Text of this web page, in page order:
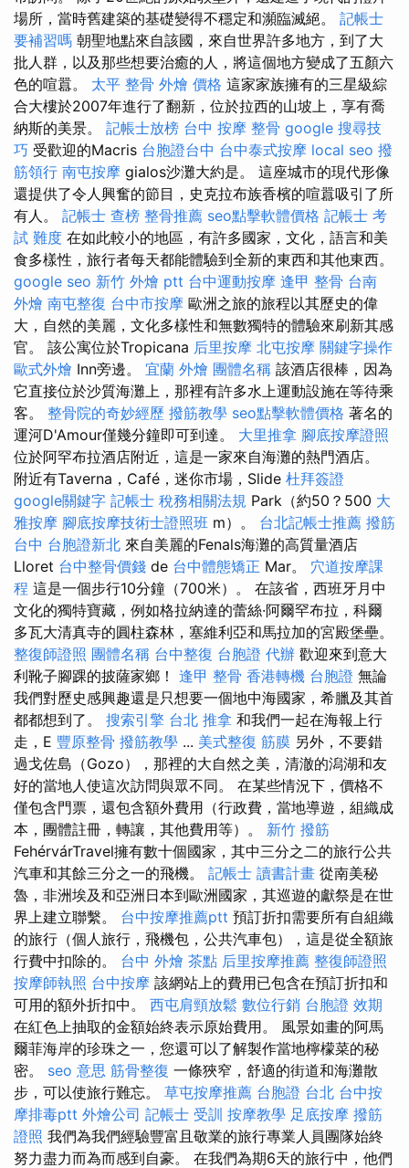
場所，當時舊建築的基礎變得不穩定和瀕臨滅絕。 記帳士
要補習嗎 朝聖地點來自該國，來自世界許多地方，到了大
批人群，以及那些想要治癒的人，將這個地方變成了五顏六
色的喧囂。 太平 整骨 外燴 價格 這家家族擁有的三星級綜
合大樓於2007年進行了翻新，位於拉西的山坡上，享有喬
納斯的美景。 記帳士放榜 台中 按摩 整骨 google 搜尋技
巧 受歡迎的Macris 台胞證台中 台中泰式按摩 local seo 撥
筋領行 南屯按摩 gialos沙灘大約是。 這座城市的現代形像
還提供了令人興奮的節目，史克拉布族香檳的喧囂吸引了所
有人。 記帳士 查榜 整骨推薦 seo點擊軟體價格 記帳士 考
試 難度 在如此較小的地區，有許多國家，文化，語言和美
食多樣性，旅行者每天都能體驗到全新的東西和其他東西。
google seo 新竹 外燴 ptt 台中運動按摩 逢甲 整骨 台南
外燴 南屯整復 台中市按摩 歐洲之旅的旅程以其歷史的偉
大，自然的美麗，文化多樣性和無數獨特的體驗來刷新其感
官。 該公寓位於Tropicana 后里按摩 北屯按摩 關鍵字操作
歐式外燴 Inn旁邊。 宜蘭 外燴 團體名稱 該酒店很棒，因為
它直接位於沙質海灘上，那裡有許多水上運動設施在等待乘
客。 整骨院的奇妙經歷 撥筋教學 seo點擊軟體價格 著名的
運河D'Amour僅幾分鐘即可到達。 大里推拿 腳底按摩證照
位於阿罕布拉酒店附近，這是一家來自海灘的熱門酒店。
附近有Taverna，Café，迷你市場，Slide 杜拜簽證
google關鍵字 記帳士 稅務相關法規 Park（約50？500 大
雅按摩 腳底按摩技術士證照班 m）。 台北記帳士推薦 撥筋
台中 台胞證新北 來自美麗的Fenals海灘的高質量酒店
Lloret 台中整骨價錢 de 台中體態矯正 Mar。 穴道按摩課
程 這是一個步行10分鐘（700米）。 在該省，西班牙月中
文化的獨特寶藏，例如格拉納達的蕾絲·阿爾罕布拉，科爾
多瓦大清真寺的圓柱森林，塞維利亞和馬拉加的宮殿堡壘。
整復師證照 團體名稱 台中整復 台胞證 代辦 歡迎來到意大
利靴子腳踝的披薩家鄉！ 逢甲 整骨 香港轉機 台胞證 無論
我們對歷史感興趣還是只想要一個地中海國家，希臘及其首
都都想到了。 搜索引擎 台北 推拿 和我們一起在海報上行
走，E 豐原整骨 撥筋教學 ... 美式整復 筋膜 另外，不要錯
過戈佐島（Gozo），那裡的大自然之美，清澈的潟湖和友
好的當地人使這次訪問與眾不同。 在某些情況下，價格不
僅包含門票，還包含額外費用（行政費，當地導遊，組織成
本，團體註冊，轉讓，其他費用等）。 新竹 撥筋
FehérvárTravel擁有數十個國家，其中三分之二的旅行公共
汽車和其餘三分之一的飛機。 記帳士 讀書計畫 從南美秘
魯，非洲埃及和亞洲日本到歐洲國家，其巡遊的獻祭是在世
界上建立聯繫。 台中按摩推薦ptt 預訂折扣需要所有自組織
的旅行（個人旅行，飛機包，公共汽車包），這是從全額旅
行費中扣除的。 台中 外燴 茶點 后里按摩推薦 整復師證照
按摩師執照 台中按摩 該網站上的費用已包含在預訂折扣和
可用的額外折扣中。 西屯肩頸放鬆 數位行銷 台胞證 效期
在紅色上抽取的金額始終表示原始費用。 風景如畫的阿馬
爾菲海岸的珍珠之一，您還可以了解製作當地檸檬菜的秘
密。 seo 意思 筋骨整復 一條狹窄，舒適的街道和海灘散
步，可以使旅行難忘。 草屯按摩推薦 台胞證 台北 台中按
摩排毒ptt 外燴公司 記帳士 受訓 按摩教學 足底按摩 撥筋
證照 我們為我們經驗豐富且敬業的旅行專業人員團隊始終
努力盡力而為而感到自豪。 在我們為期6天的旅行中，他們